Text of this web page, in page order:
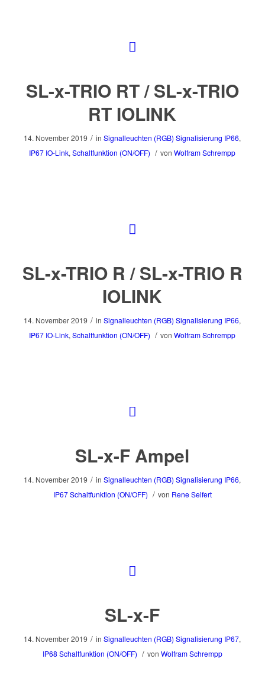
SL-x-TRIO RT / SL-x-TRIO
RT IOLINK
14. November 2019 / inSignalleuchten (RGB) Signalisierung IP66,
IP67 IO-Link,Schaltfunktion (ON/OFF) / vonWolfram Schrempp
SL-x-TRIO R / SL-x-TRIO R
IOLINK
14. November 2019 / inSignalleuchten (RGB) Signalisierung IP66,
IP67 IO-Link,Schaltfunktion (ON/OFF) / vonWolfram Schrempp
SL-x-F Ampel
14. November 2019 / inSignalleuchten (RGB) Signalisierung IP66,
IP67Schaltfunktion (ON/OFF) / von Rene Seifert
SL-x-F
14. November 2019 / inSignalleuchten (RGB) Signalisierung IP67,
IP68Schaltfunktion (ON/OFF) / von Wolfram Schrempp